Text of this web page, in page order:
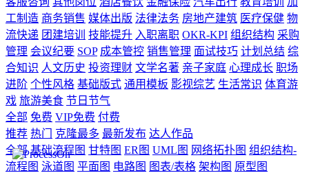
工制造 商务销售 媒体出版 法律法务 房地产建筑 医疗保健 物
流快递 团建培训 技能提升 入职离职 OKR-KPI 组织结构 采购
管理 会议纪要 SOP 成本管控 销售管理 面试技巧 计划总结 综
合知识 人文历史 投资理财 文学名著 亲子家庭 心理成长 职场
进阶 个性风格 基础版式 通用模板 影视综艺 生活常识 体育游
戏 旅游美食 节日节气
全部 免费 VIP免费 付费
推荐 热门 克隆最多 最新发布 达人作品
全部 基础流程图 甘特图 ER图 UML图 网络拓扑图 组织结构-
流程图 泳道图 平面图 电路图 图表/表格 架构图 原型图